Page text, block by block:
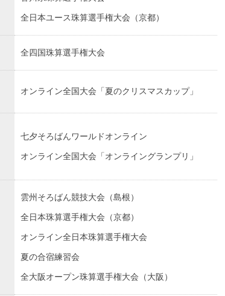
全日本ユース珠算選手権大会（京都）
全四国珠算選手権大会
オンライン全国大会「夏のクリスマスカップ」
七夕そろばんワールドオンライン
オンライン全国大会「オンライングランプリ」
雲州そろばん競技大会（島根）
全日本珠算選手権大会（京都）
オンライン全日本珠算選手権大会
夏の合宿練習会
全大阪オープン珠算選手権大会（大阪）